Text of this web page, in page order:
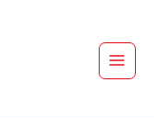
Main